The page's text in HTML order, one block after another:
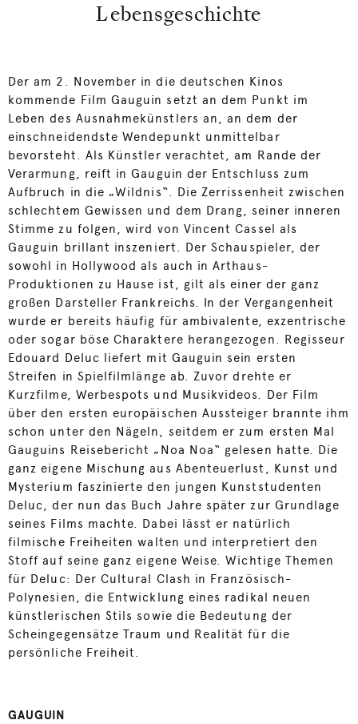
Lebensgeschichte
Der am 2. November in die deutschen Kinos
kommende Film Gauguin setzt an dem Punkt im
Leben des Ausnahmekünstlers an, an dem der
einschneidendste Wendepunkt unmittelbar
bevorsteht. Als Künstler verachtet, am Rande der
Verarmung, reift in Gauguin der Entschluss zum
Aufbruch in die „Wildnis“. Die Zerrissenheit zwischen
schlechtem Gewissen und dem Drang, seiner inneren
Stimme zu folgen, wird von Vincent Cassel als
Gauguin brillant inszeniert. Der Schauspieler, der
sowohl in Hollywood als auch in Arthaus-
Produktionen zu Hause ist, gilt als einer der ganz
großen Darsteller Frankreichs. In der Vergangenheit
wurde er bereits häufig für ambivalente, exzentrische
oder sogar böse Charaktere herangezogen. Regisseur
Edouard Deluc liefert mit Gauguin sein ersten
Streifen in Spielfilmlänge ab. Zuvor drehte er
Kurzfilme, Werbespots und Musikvideos. Der Film
über den ersten europäischen Aussteiger brannte ihm
schon unter den Nägeln, seitdem er zum ersten Mal
Gauguins Reisebericht „Noa Noa“ gelesen hatte. Die
ganz eigene Mischung aus Abenteuerlust, Kunst und
Mysterium faszinierte den jungen Kunststudenten
Deluc, der nun das Buch Jahre später zur Grundlage
seines Films machte. Dabei lässt er natürlich
filmische Freiheiten walten und interpretiert den
Stoff auf seine ganz eigene Weise. Wichtige Themen
für Deluc: Der Cultural Clash in Französisch-
Polynesien, die Entwicklung eines radikal neuen
künstlerischen Stils sowie die Bedeutung der
Scheingegensätze Traum und Realität für die
persönliche Freiheit.
GAUGUIN